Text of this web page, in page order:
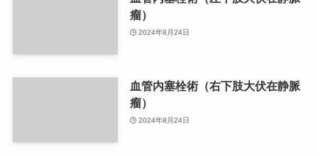
瘤）
2024年8月24日
血管内塞栓術（右下肢大伏在静脈
瘤）
2024年8月24日